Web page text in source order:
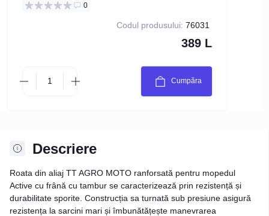
0
Codul produsului: 76031
389 L
Cumpăra
Descriere
Roata din aliaj TT AGRO MOTO ranforsată pentru mopedul
Active cu frână cu tambur se caracterizează prin rezistență și
durabilitate sporite. Construcția sa turnată sub presiune asigură
rezistența la sarcini mari și îmbunătățește manevrarea